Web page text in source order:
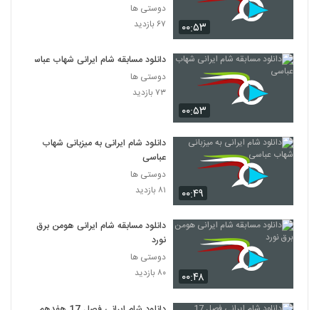
۰۰:۵۳
دوستی ها
۶۷ بازدید
۰۰:۵۳
دانلود مسابقه شام ایرانی شهاب عباسی
دوستی ها
۷۳ بازدید
۰۰:۴۹
دانلود شام ایرانی به میزبانی شهاب
عباسی
دوستی ها
۸۱ بازدید
۰۰:۴۸
دانلود مسابقه شام ایرانی هومن برق
نورد
دوستی ها
۸۰ بازدید